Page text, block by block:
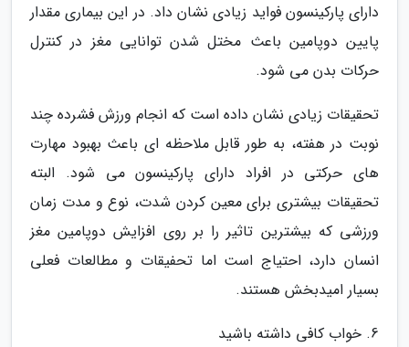
دارای پارکینسون فواید زیادی نشان داد. در این بیماری مقدار
پایین دوپامین باعث مختل شدن توانایی مغز در کنترل
حرکات بدن می شود.
تحقیقات زیادی نشان داده است که انجام ورزش فشرده چند
نوبت در هفته، به طور قابل ملاحظه ای باعث بهبود مهارت
های حرکتی در افراد دارای پارکینسون می شود. البته
تحقیقات بیشتری برای معین کردن شدت، نوع و مدت زمان
ورزشی که بیشترین تاثیر را بر روی افزایش دوپامین مغز
انسان دارد، احتیاج است اما تحفیقات و مطالعات فعلی
بسیار امیدبخش هستند.
6. خواب کافی داشته باشید